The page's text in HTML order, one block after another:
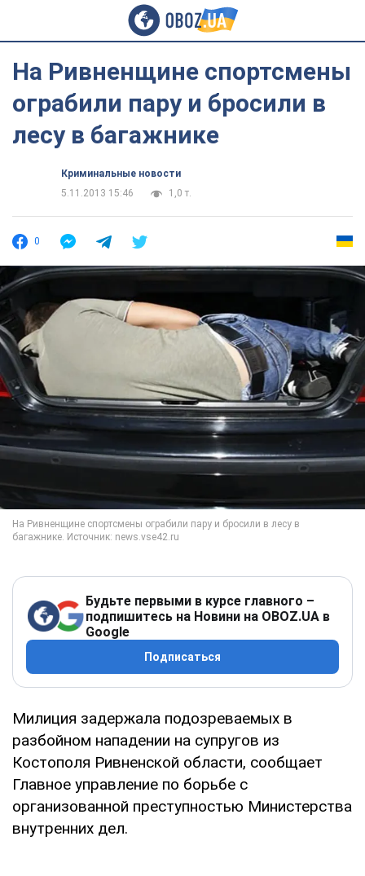
На Ривненщине спортсмены
ограбили пару и бросили в
лесу в багажнике
Криминальные новости
5.11.2013 15:46
1,0 т.
0
Будьте первыми в курсе главного –
подпишитесь на Новини на OBOZ.UA в
Google
Подписаться
Милиция задержала подозреваемых в
разбойном нападении на супругов из
Костополя Ривненской области, сообщает
Главное управление по борьбе с
организованной преступностью Министерства
внутренних дел.